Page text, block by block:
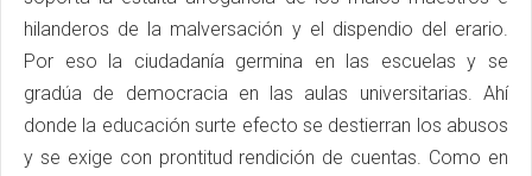
hilanderos de la malversación y el dispendio del erario.
Por eso la ciudadanía germina en las escuelas y se
gradúa de democracia en las aulas universitarias. Ahí
donde la educación surte efecto se destierran los abusos
y se exige con prontitud rendición de cuentas. Como en